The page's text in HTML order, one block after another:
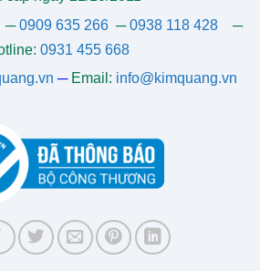
─0909 635 266─0938 118 428─
0931 455 668
─ Email: info@kimquang.vn